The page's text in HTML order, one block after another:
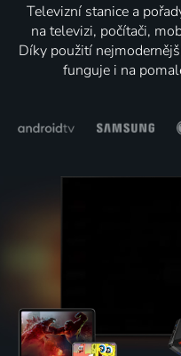
Televizní stanice a
na televizi, počítači,
Díky použití
funguje i na